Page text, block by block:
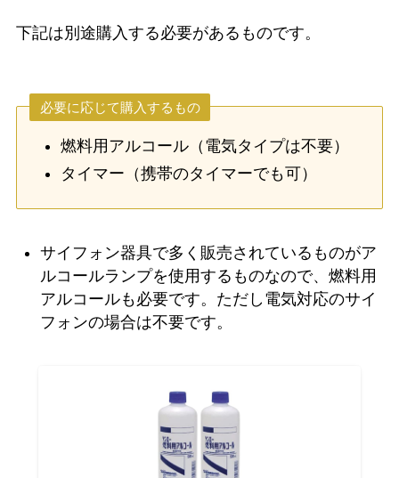
下記は別途購入する必要があるものです。
必要に応じて購入するもの
燃料用アルコール（電気タイプは不要）
タイマー（携帯のタイマーでも可）
サイフォン器具で多く販売されているものがア
ルコールランプを使用するものなので、燃料用
アルコールも必要です。ただし電気対応のサイ
フォンの場合は不要です。